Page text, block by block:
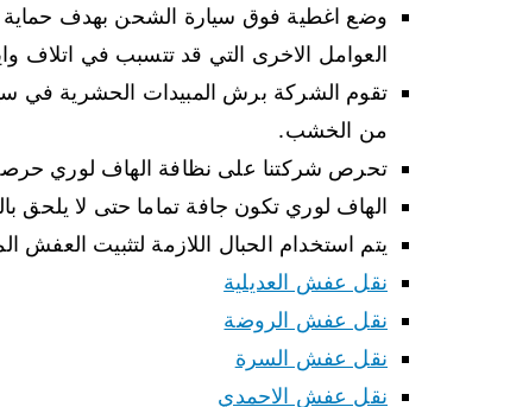
وضع اغطية فوق سيارة الشحن بهدف حماية
العوامل الاخرى التي قد تتسبب في اتلاف
تقوم الشركة برش المبيدات الحشرية في
من الخشب.
تحرص شركتنا على نظافة الهاف لوري
الهاف لوري تكون جافة تماما حتى لا يلحق
يتم استخدام الحبال اللازمة لتثبيت العفش
نقل عفش العديلية
نقل عفش الروضة
نقل عفش السرة
نقل عفش الاحمدي